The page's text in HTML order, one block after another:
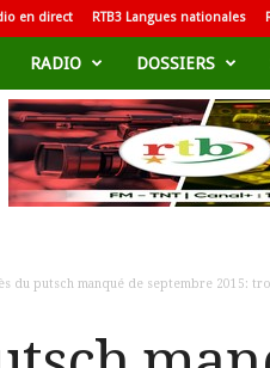
en direct RTB3 Langues nationales
RADIO DOSSIERS
du putsch manqué de septembre 2015: